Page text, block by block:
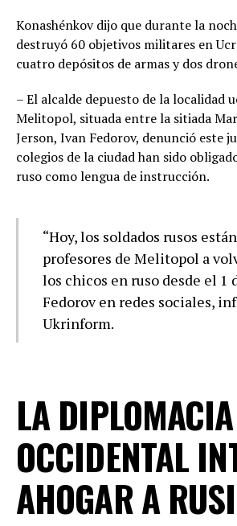
Konashénkov dijo que durante la
destruyó 60 objetivos militares en
cuatro depósitos de armas y dos
– El alcalde depuesto de la localidad
Melitopol, situada entre la sitiada
Jerson, Ivan Fedorov, denunció este
colegios de la ciudad han sido
ruso como lengua de instrucción.
“Hoy, los soldados rusos
profesores de Melitopol a
los chicos en ruso desde el 1
Fedorov en redes sociales,
Ukrinform.
LA DIPLOMACIA
OCCIDENTAL
AHOGAR A